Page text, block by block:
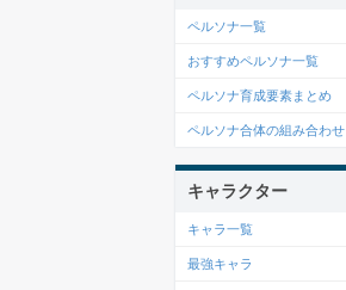
ペルソナ一覧
おすすめペルソナ一覧
ペルソナ育成要素まとめ
ペルソナ合体の組み合わせ
キャラクター
キャラ一覧
最強キャラ